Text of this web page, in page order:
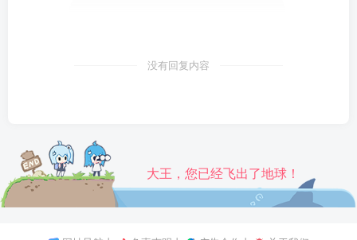
没有回复内容
大王，您已经飞出了地球！